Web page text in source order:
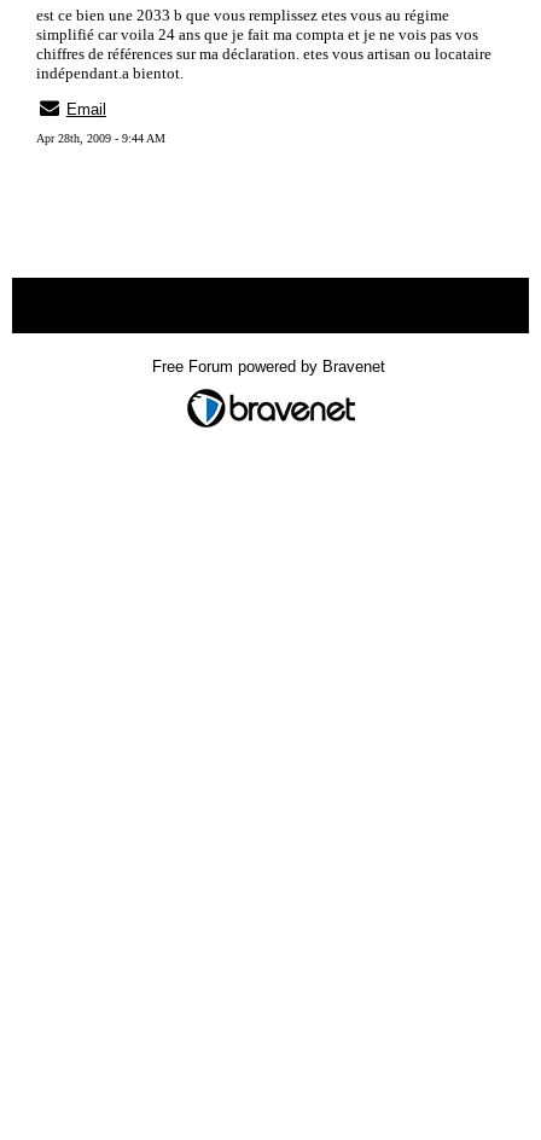
est ce bien une 2033 b que vous remplissez etes vous au régime
simplifié car voila 24 ans que je fait ma compta et je ne vois pas vos
chiffres de références sur ma déclaration. etes vous artisan ou locataire
indépendant.a bientot.
Email
Apr 28th, 2009 - 9:44 AM
Free Forum powered by Bravenet